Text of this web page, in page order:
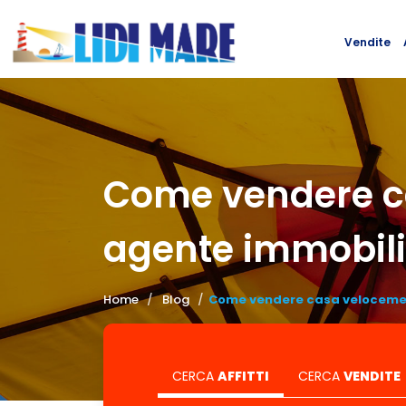
Vendite
Come vendere
agente
Home Blog Come vendere casa
CERCA AFFITTI CERCA VENDITE
Vendite